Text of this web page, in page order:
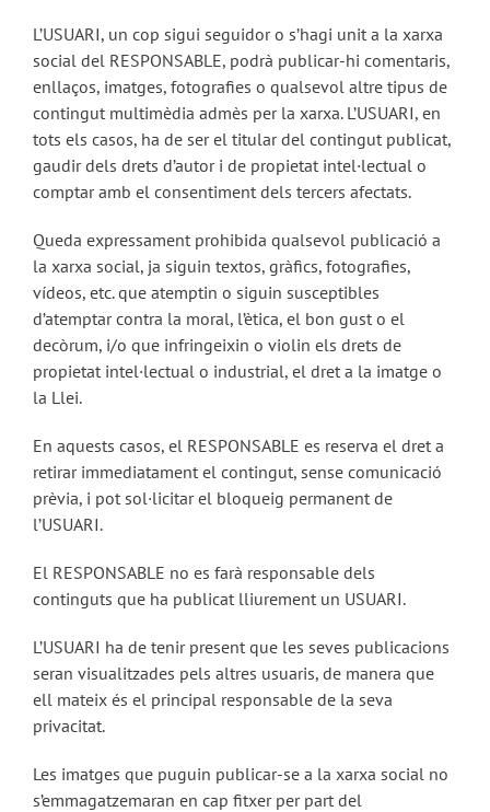
L’USUARI, un cop sigui seguidor o s’hagi unit a la xarxa
social del RESPONSABLE, podrà publicar-hi comentaris,
enllaços, imatges, fotografies o qualsevol altre tipus de
contingut multimèdia admès per la xarxa. L’USUARI, en
tots els casos, ha de ser el titular del contingut publicat,
gaudir dels drets d’autor i de propietat intel·lectual o
comptar amb el consentiment dels tercers afectats.
Queda expressament prohibida qualsevol publicació a
la xarxa social, ja siguin textos, gràfics, fotografies,
vídeos, etc. que atemptin o siguin susceptibles
d’atemptar contra la moral, l’ètica, el bon gust o el
decòrum, i/o que infringeixin o violin els drets de
propietat intel·lectual o industrial, el dret a la imatge o
la Llei.
En aquests casos, el RESPONSABLE es reserva el dret a
retirar immediatament el contingut, sense comunicació
prèvia, i pot sol·licitar el bloqueig permanent de
l’USUARI.
El RESPONSABLE no es farà responsable dels
continguts que ha publicat lliurement un USUARI.
L’USUARI ha de tenir present que les seves publicacions
seran visualitzades pels altres usuaris, de manera que
ell mateix és el principal responsable de la seva
privacitat.
Les imatges que puguin publicar-se a la xarxa social no
s’emmagatzemaran en cap fitxer per part del